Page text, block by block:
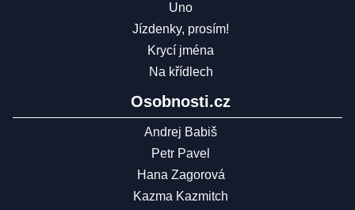
Uno
Jízdenky, prosím!
Krycí jména
Na křídlech
Osobnosti.cz
Andrej Babiš
Petr Pavel
Hana Zagorová
Kazma Kazmitch